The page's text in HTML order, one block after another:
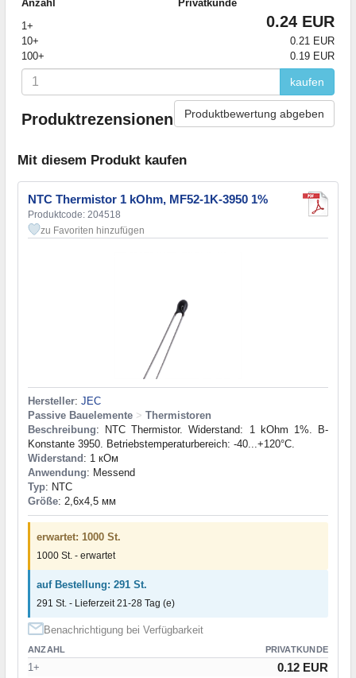
Anzahl
Privatkunde
1+
0.24 EUR
10+
0.21 EUR
100+
0.19 EUR
kaufen
Produktrezensionen Produktbewertung abgeben
Mit diesem Produkt kaufen
NTC Thermistor 1 kOhm, MF52-1K-3950 1%
Produktcode: 204518
zu Favoriten hinzufügen
Hersteller: JEC
Passive Bauelemente > Thermistoren
Beschreibung: NTC Thermistor. Widerstand: 1 kOhm 1%. B-
Konstante 3950. Betriebstemperaturbereich: -40...+120°C.
Widerstand: 1 кОм
Anwendung: Messend
Typ: NTC
Größe: 2,6x4,5 мм
erwartet: 1000 St.
1000 St. - erwartet
auf Bestellung: 291 St.
291 St. - Lieferzeit 21-28 Tag (e)
Benachrichtigung bei Verfügbarkeit
ANZAHL PRIVATKUNDE
1+ 0.12 EUR